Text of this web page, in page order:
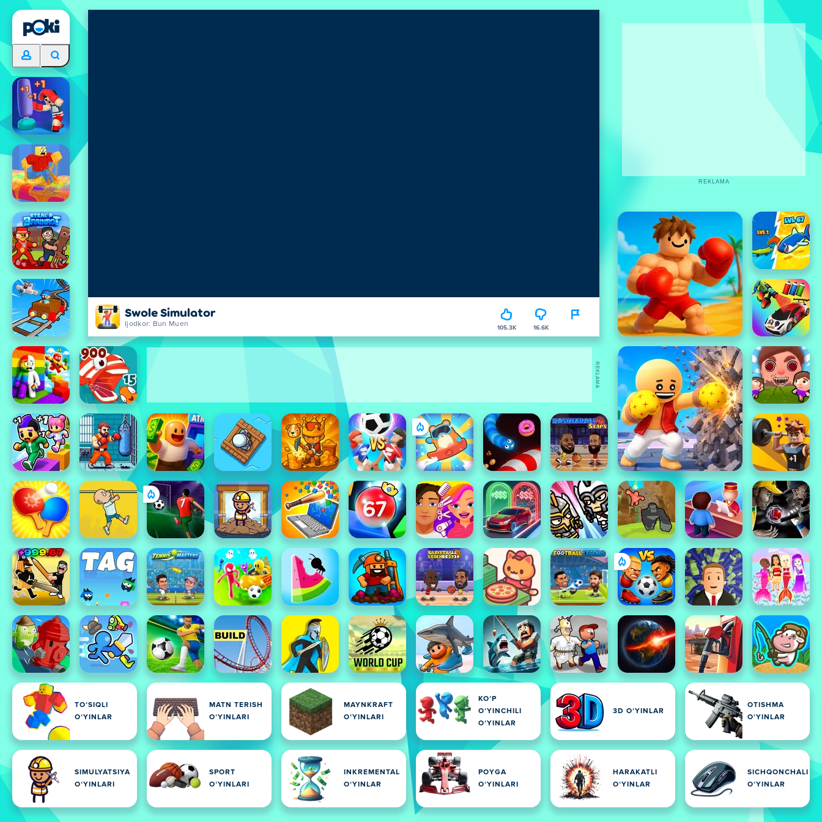
Swole Simulator
Ijodkor: Bun Muen 105.3K 16.6K
TOʻSIQLI
OʻYINLAR
MATN TERISH
OʻYINLARI
MAYNKRAFT
OʻYINLARI
KOʻP
OʻYINCHILI
OʻYINLAR
3D OʻYINLAR
OTISHMA
OʻYINLAR
SIMULYATSIYA
OʻYINLARI
SPORT
OʻYINLARI
INKREMENTAL
OʻYINLAR
POYGA
OʻYINLARI
HARAKATLI
OʻYINLAR
SICHQONCHALI
OʻYINLAR
REKLAMA
REKLAMA